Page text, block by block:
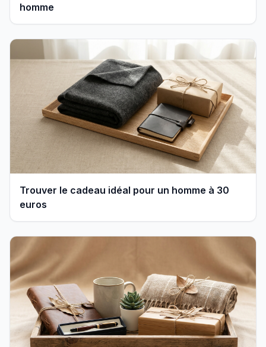
homme
Trouver le cadeau idéal pour un homme à 30
euros